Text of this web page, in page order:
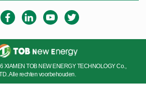
XIAMEN TOB NEW ENERGY TECHNOLOGY Co.,
rechten voorbehouden.